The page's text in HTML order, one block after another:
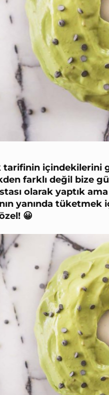
tarifinin içindekilerini
farklı değil bize
olarak yaptık
yanında tüketmek
😀